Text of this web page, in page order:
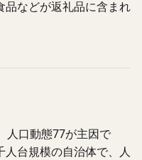
品などが返礼品に含まれ
人口動態77が主因で
台規模の自治体で、人